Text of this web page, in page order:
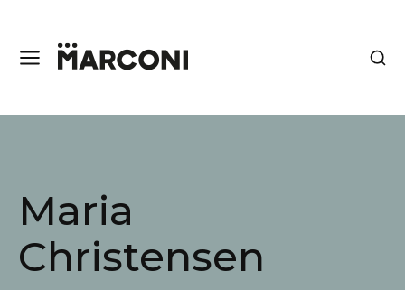
Maria
Christensen